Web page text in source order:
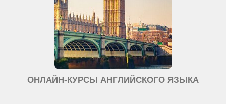
ОНЛАЙН-КУРСЫ АНГЛИЙСКОГО ЯЗЫКА